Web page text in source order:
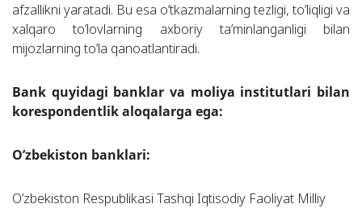
afzallikni yaratadi. Bu esa o’tkazmalarning tezligi, to’liqligi va
xalqaro to’lovlarning axboriy ta’minlanganligi bilan
mijozlarning to’la qanoatlantiradi.
Bank quyidagi banklar va moliya institutlari bilan
korespondentlik aloqalarga ega:
O’zbekiston banklari:
O’zbekiston Respublikasi Tashqi Iqtisodiy Faoliyat Milliy